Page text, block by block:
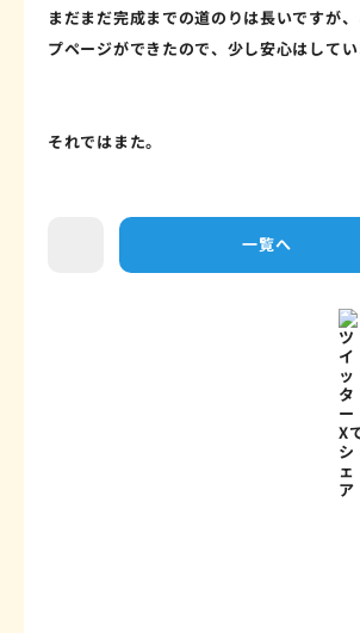
まだまだ完成までの道のりは長いですが
プページができたので、少し安心はしてい
それではまた。
一覧へ